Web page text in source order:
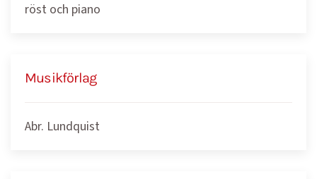
röst och piano
Musikförlag
Abr. Lundquist